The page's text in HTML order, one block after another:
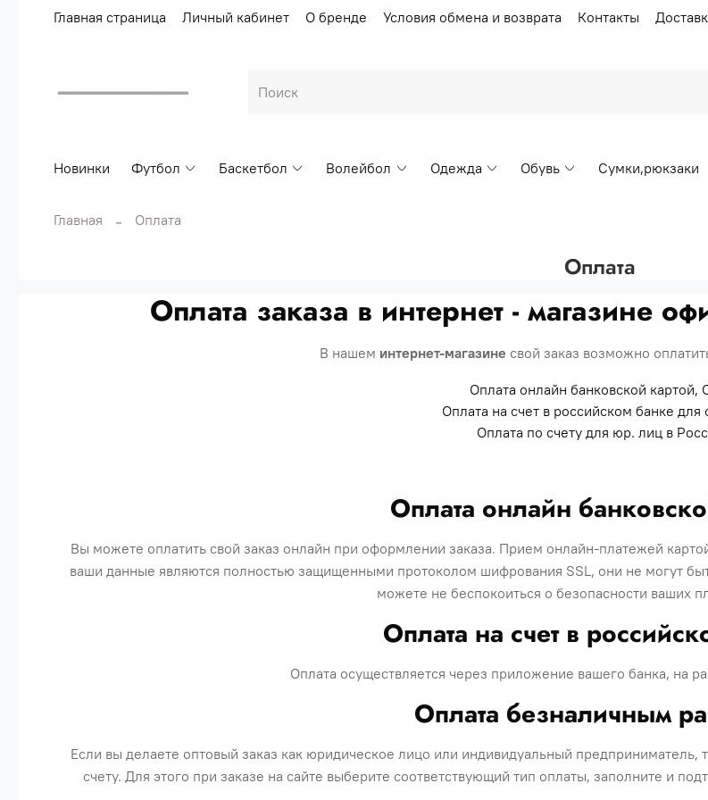
Главная страница Личный кабинет О бренде Условия обмена и возврата Контакты
Новинки Футбол Баскетбол Волейбол Одежда Обувь Сумки,рюкзаки
Главная Оплата
Оплата
Оплата заказа в интернет - магазине
В нашем интернет-магазине свой заказ возможно
Оплата онлайн банковской картой,
Оплата на счет в российском банке для
Оплата по счету для юр. лиц в
Оплата онлайн
Вы можете оплатить свой заказ онлайн при оформлении заказа. Прием онлайн-платежей
ваши данные являются полностью защищенными протоколом шифрования SSL, они не могут
можете не беспокоиться о безопасности ваших
Оплата на счет в
Оплата осуществляется через приложение вашего банка, на
Оплата безналичным
Если вы делаете оптовый заказ как юридическое лицо или индивидуальный
счету. Для этого при заказе на сайте выберите соответствующий тип оплаты, заполните и